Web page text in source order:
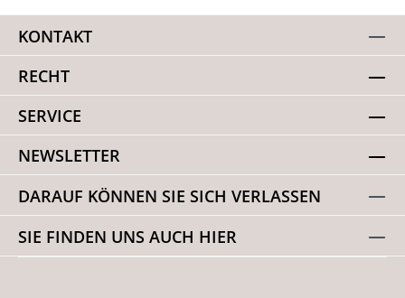
KONTAKT
RECHT
SERVICE
NEWSLETTER
DARAUF KÖNNEN SIE SICH VERLASSEN
SIE FINDEN UNS AUCH HIER